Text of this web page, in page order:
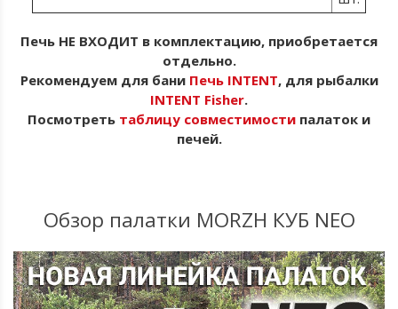
Печь НЕ ВХОДИТ в комплектацию, приобретается
отдельно.
Рекомендуем для бани Печь INTENT, для рыбалки
INTENT Fisher.
Посмотреть таблицу совместимости палаток и
печей.
Обзор палатки MORZH КУБ NEO